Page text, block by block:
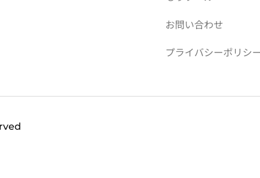
お問い合わせ
プライバシーポリシ